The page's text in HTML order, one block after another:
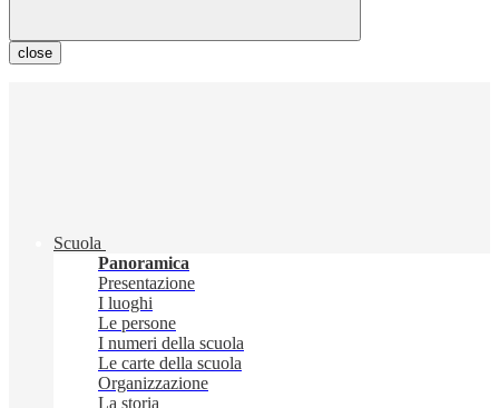
close
Scuola
Panoramica
Presentazione
I luoghi
Le persone
I numeri della scuola
Le carte della scuola
Organizzazione
La storia